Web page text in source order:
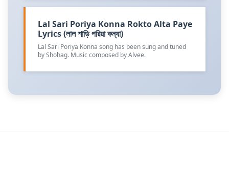
Lal Sari Poriya Konna Rokto Alta Paye
Lyrics (লাল শাড়ি পরিয়া কন্যা)
Lal Sari Poriya Konna song has been sung and tuned
by Shohag. Music composed by Alvee.